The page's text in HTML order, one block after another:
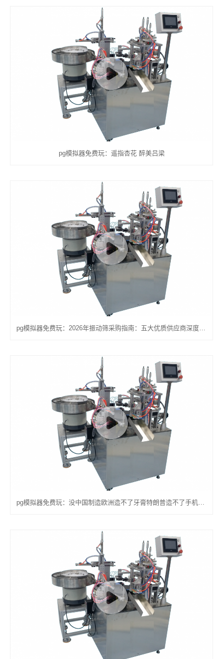
pg模拟器免费玩：遥指杏花 醉美吕梁
pg模拟器免费玩：没中国制造欧洲造不了牙膏特朗普造不了手机印工业无法运转